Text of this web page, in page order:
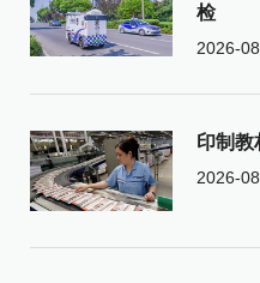
检
2026-
印制教
2026-